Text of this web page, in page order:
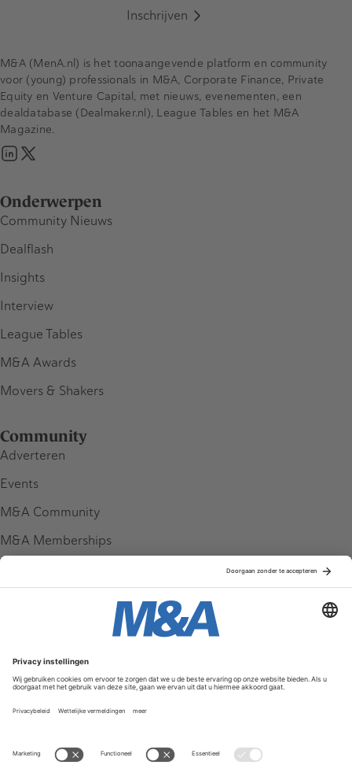
Inschrijven
Onderwerpen
Community Nieuws
Dealflash
Insights
Interview
League Tables
M&A Awards
Movers & Shakers
Community
Adverteren
Events
M&A Community
M&A Memberships
Service & Contact
Contact
FAQ
Werken bij ons
M&A (MenA.nl) is het toonaangevende platform en community
voor (young) professionals in M&A, Corporate Finance, Private
Equity en Venture Capital, met nieuws, evenementen, een
dealdatabase (Dealmaker.nl), League Tables en het M&A
Magazine.